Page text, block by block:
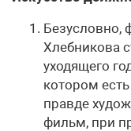
Безусловно,
Хлебникова
уходящего
котором
правде
фильм, при